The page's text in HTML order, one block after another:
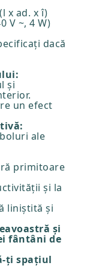
x ad. x î)
V ~, 4 W)
dacă
și
un efect
ale
primitoare
și la
liniștită și
și
fântâni de
ți spațiul